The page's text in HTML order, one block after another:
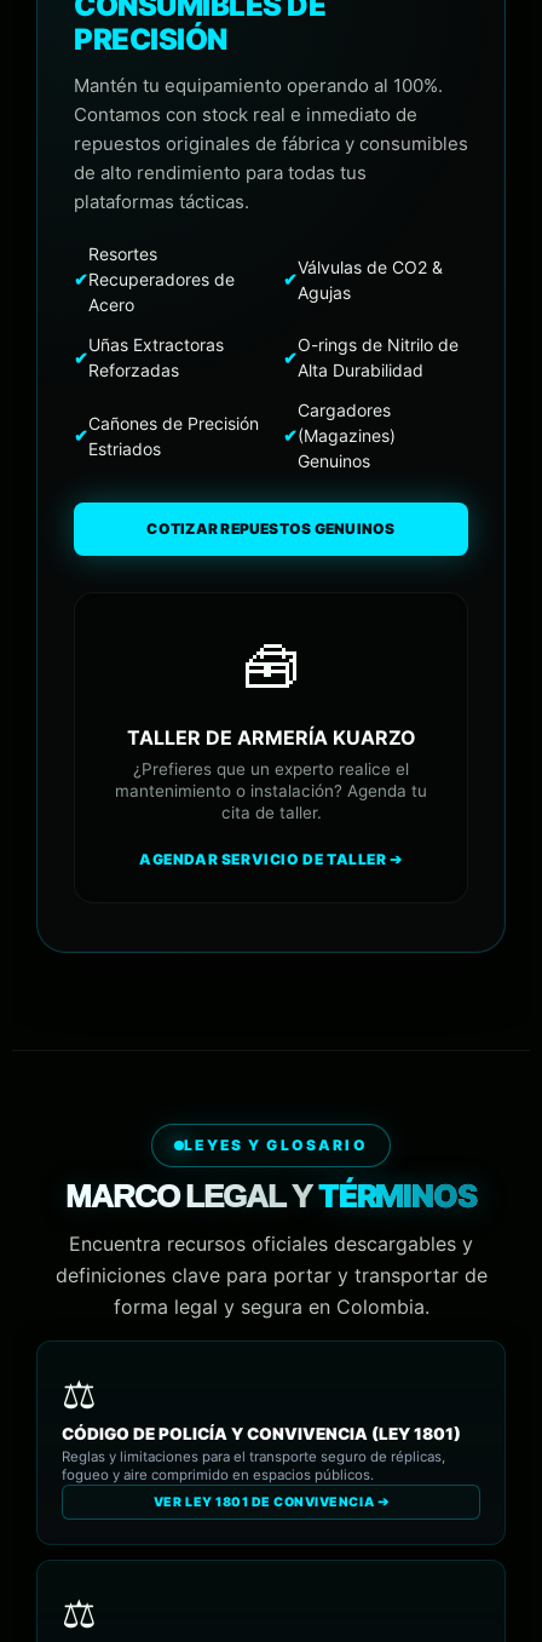
PRECISIÓN
Mantén tu equipamiento operando al 100%.
Contamos con stock real e inmediato de
repuestos originales de fábrica y consumibles
de alto rendimiento para todas tus
plataformas tácticas.
✔
Resortes
Recuperadores de
Acero
✔
Válvulas de CO2 &
Agujas
✔
Uñas Extractoras
Reforzadas
✔
O-rings de Nitrilo de
Alta Durabilidad
✔
Cañones de Precisión
Estriados
✔
Cargadores
(Magazines)
Genuinos
COTIZAR REPUESTOS GENUINOS
🧰
TALLER DE ARMERÍA KUARZO
¿Prefieres que un experto realice el
mantenimiento o instalación? Agenda tu
cita de taller.
AGENDAR SERVICIO DE TALLER ➔
LEYES Y GLOSARIO
MARCO LEGAL YTÉRMINOS
Encuentra recursos oficiales descargables y
definiciones clave para portar y transportar de
forma legal y segura en Colombia.
CÓDIGO DE POLICÍA Y CONVIVENCIA (LEY 1801)
Reglas y limitaciones para el transporte seguro de réplicas,
fogueo y aire comprimido en espacios públicos.
VER LEY 1801 DE CONVIVENCIA ➔